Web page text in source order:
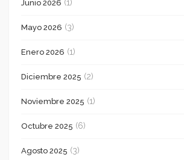
Junio 2026 (1)
Mayo 2026 (3)
Enero 2026 (1)
Diciembre 2025 (2)
Noviembre 2025 (1)
Octubre 2025 (6)
Agosto 2025 (3)